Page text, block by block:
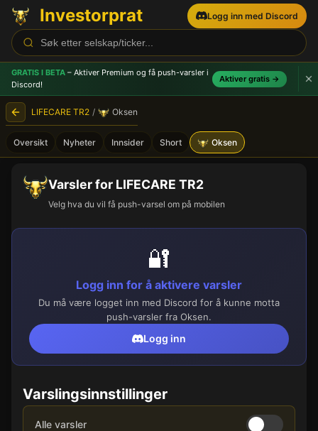
Investorprat Logg inn med Discord
GRATIS I BETA – Aktiver Premium og få push-varsler i
Discord!
Aktiver gratis →
LIFECARE TR2 / Oksen
Oversikt Nyheter Innsider Short Oksen
Varsler for LIFECARE TR2
Velg hva du vil få push-varsel om på mobilen
🔐
Logg inn for å aktivere varsler
Du må være logget inn med Discord for å kunne motta
push-varsler fra Oksen.
Logg inn
Varslingsinnstillinger
Alle varsler